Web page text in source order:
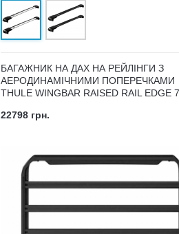
БАГАЖНИК НА ДАХ НА РЕЙЛІНГИ З
АЕРОДИНАМІЧНИМИ ПОПЕРЕЧКАМИ
THULE WINGBAR RAISED RAIL EDGE
22798 грн.